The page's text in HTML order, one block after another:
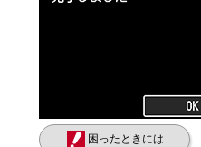
困ったときには